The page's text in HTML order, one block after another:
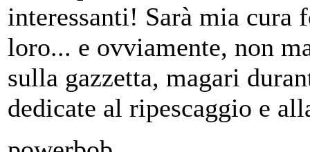
interessanti! Sarà mia cura
loro... e ovviamente, non
sulla gazzetta, magari
dedicate al ripescaggio e